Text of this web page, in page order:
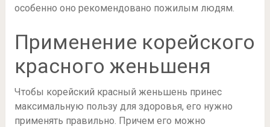
особенно оно рекомендовано пожилым людям.
Применение корейского
красного женьшеня
Чтобы корейский красный женьшень принес
максимальную пользу для здоровья, его нужно
применять правильно. Причем его можно